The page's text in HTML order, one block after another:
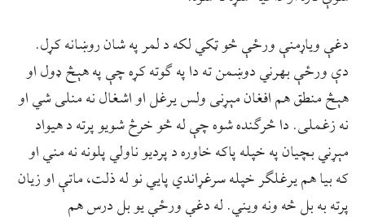
دغې ویاړمنې ورځې څو ټکي لکه د لمر په شان روښانه کړل.
دې ورځې بهرني دوښمن ته دا په ګوته کړه چې په هېڅ ډول او
هېڅ منطق هم افغان مېړنی ولس یرغل او اشغال نه منلی شي او
نه زغملی. دا څرګنده شوه چې له څو خرڅ شویو پرته د هیواد
مېړني بچیان په خپله پاکه خاوره د پردیو ناولي پلونه نه مني او
که بیا هم یرغلګر خپله سرغړاندي پایي نو له ذلت، ماتې او زیان
پرته به بل څه ونه ویني. له دغې ورځې یو بل درس هم